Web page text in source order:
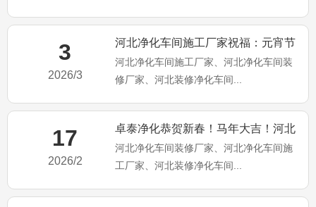
3
2026/3
河北净化车间施工厂家祝福：元宵节
快乐！马年大吉！
河北净化车间施工厂家、河北净化车间装
修厂家、河北装修净化车间...
17
2026/2
卓泰净化恭贺新春！马年大吉！河北
净化车间装修施工厂家
河北净化车间装修厂家、河北净化车间施
工厂家、河北装修净化车间...